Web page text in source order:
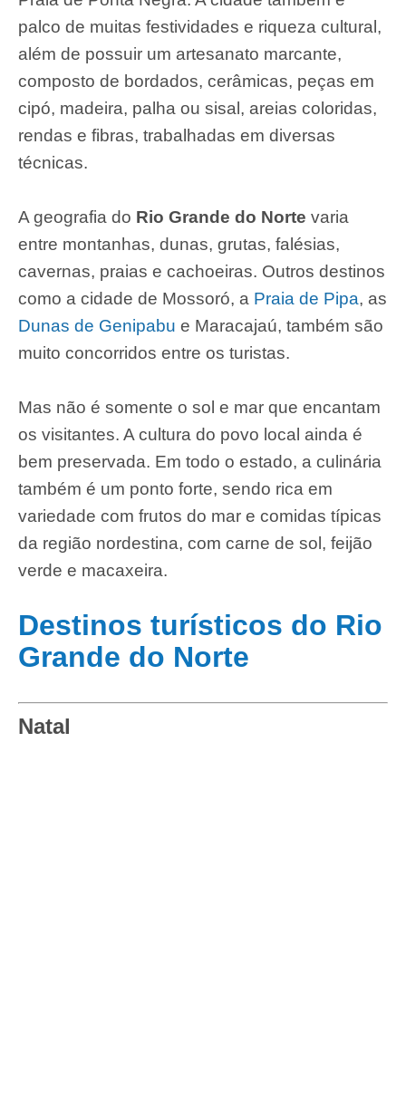
palco de muitas festividades e riqueza cultural,
além de possuir um artesanato marcante,
composto de bordados, cerâmicas, peças em
cipó, madeira, palha ou sisal, areias coloridas,
rendas e fibras, trabalhadas em diversas
técnicas.
A geografia do Rio Grande do Norte varia
entre montanhas, dunas, grutas, falésias,
cavernas, praias e cachoeiras. Outros destinos
como a cidade de Mossoró, a Praia de Pipa, as
Dunas de Genipabu e Maracajaú, também são
muito concorridos entre os turistas.
Mas não é somente o sol e mar que encantam
os visitantes. A cultura do povo local ainda é
bem preservada. Em todo o estado, a culinária
também é um ponto forte, sendo rica em
variedade com frutos do mar e comidas típicas
da região nordestina, com carne de sol, feijão
verde e macaxeira.
Destinos turísticos do Rio
Grande do Norte
Natal